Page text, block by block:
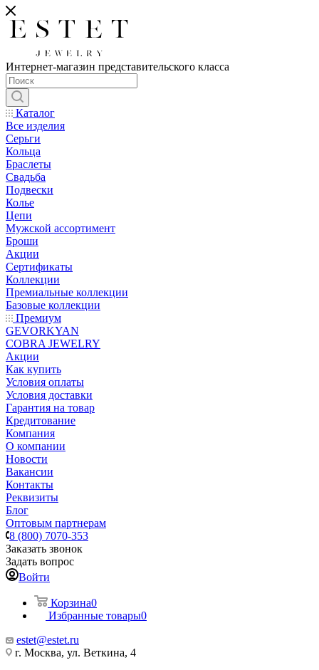
Интернет-магазин представительского класса
Каталог
Все изделия
Серьги
Кольца
Браслеты
Свадьба
Подвески
Колье
Цепи
Мужской ассортимент
Броши
Акции
Сертификаты
Коллекции
Премиальные коллекции
Базовые коллекции
Премиум
GEVORKYAN
COBRA JEWELRY
Акции
Как купить
Условия оплаты
Условия доставки
Гарантия на товар
Кредитование
Компания
О компании
Новости
Вакансии
Контакты
Реквизиты
Блог
Оптовым партнерам
8 (800) 7070-353
Заказать звонок
Задать вопрос
Войти
Корзина0
Избранные товары0
estet@estet.ru
г. Москва, ул. Веткина, 4